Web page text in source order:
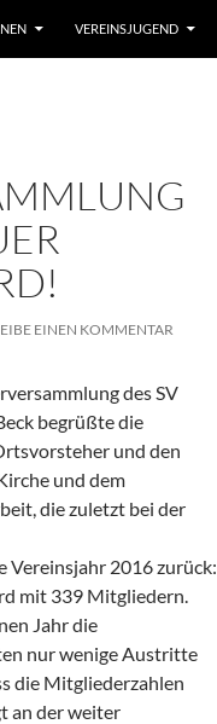
VEREINSJUGEND
EINEN KOMMENTAR
des SV
begrüßte die
und den
und dem
die zuletzt bei der
Vereinsjahr 2016 zurück:
mit 339 Mitgliedern.
Jahr die
nur wenige Austritte
die Mitgliederzahlen
an der weiter